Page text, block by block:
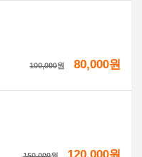
100,000원 80,000원